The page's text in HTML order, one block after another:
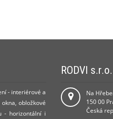
- interiérové a
obložkové
- horizontální i
RODVI s.r.o.
Na
150 00
Česká